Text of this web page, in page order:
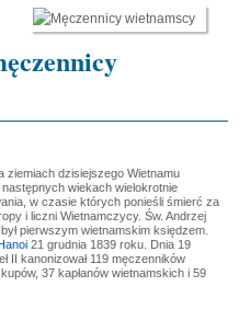
ziemiach dzisiejszego Wietnamu
wiekach wielokrotnie
w czasie których ponieśli śmierć za
i liczni Wietnamczycy. Św. Andrzej
pierwszym wietnamskim księdzem.
21 grudnia 1839 roku. Dnia 19
II kanonizował 119 męczenników
37 kapłanów wietnamskich i 59